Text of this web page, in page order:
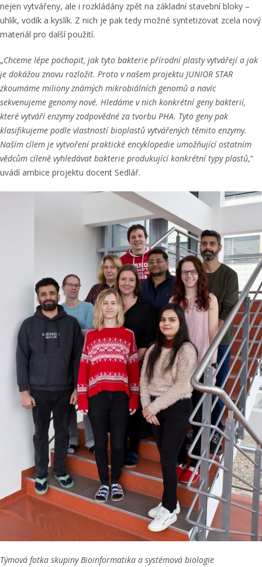
nejen vytvářeny, ale i rozkládány zpět na základní stavební bloky –
uhlík, vodík a kyslík. Z nich je pak tedy možné syntetizovat zcela nový
materiál pro další použití.
„Chceme lépe pochopit, jak tyto bakterie přírodní plasty vytvářejí a jak
je dokážou znovu rozložit. Proto v našem projektu JUNIOR STAR
zkoumáme miliony známých mikrobiálních genomů a navíc
sekvenujeme genomy nové. Hledáme v nich konkrétní geny bakterií,
které vytváří enzymy zodpovědné za tvorbu PHA. Tyto geny pak
klasifikujeme podle vlastností bioplastů vytvářených těmito enzymy.
Naším cílem je vytvoření praktické encyklopedie umožňující ostatním
vědcům cíleně vyhledávat bakterie produkující konkrétní typy plastů,“
uvádí ambice projektu docent Sedlář.
Týmová fotka skupiny Bioinformatika a systémová biologie